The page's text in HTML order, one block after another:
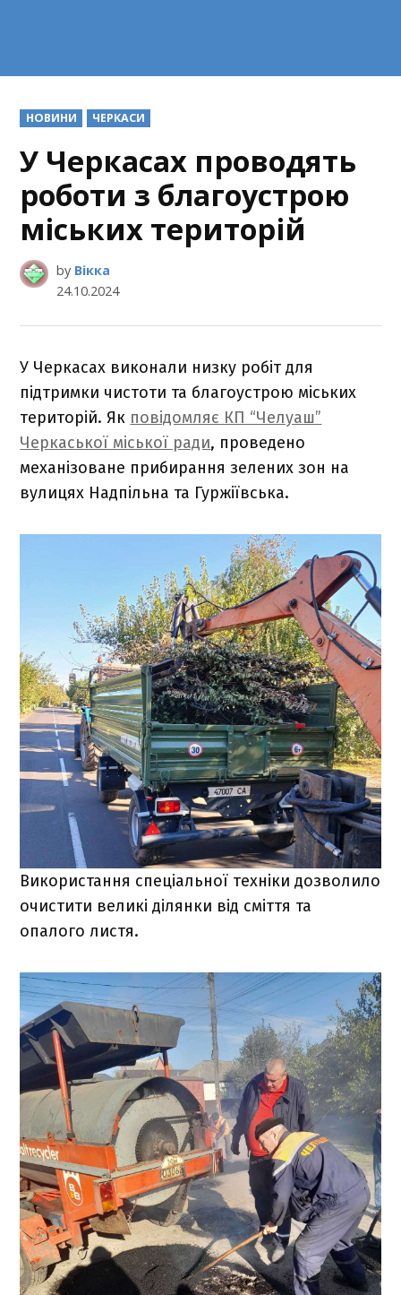
POSTED
IN
НОВИНИ ЧЕРКАСИ
У Черкасах проводять
роботи з благоустрою
міських територій
by Вікка
24.10.2024
У Черкасах виконали низку робіт для
підтримки чистоти та благоустрою міських
територій. Як повідомляє КП “Челуаш”
Черкаської міської ради, проведено
механізоване прибирання зелених зон на
вулицях Надпільна та Гуржіївська.
Використання спеціальної техніки дозволило
очистити великі ділянки від сміття та
опалого листя.